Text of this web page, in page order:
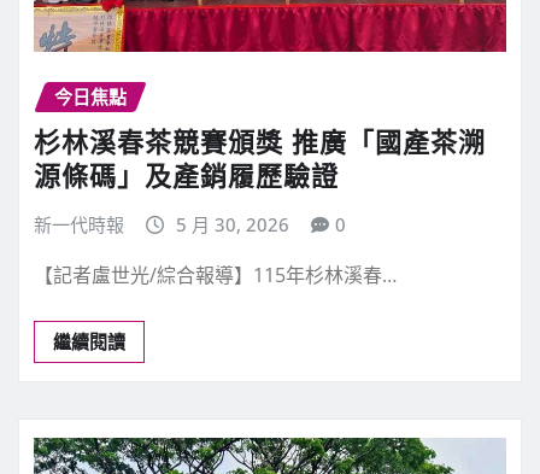
今日焦點
杉林溪春茶競賽頒獎 推廣「國產茶溯
源條碼」及產銷履歷驗證
新一代時報 5 月 30, 2026 0
【記者盧世光/綜合報導】115年杉林溪春…
繼續閱讀